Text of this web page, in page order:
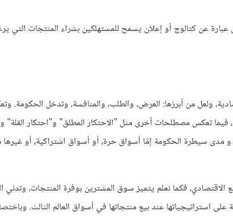
عن كتالوج أو إعلان يسمح للمستهلكين بشراء المنتجات التي
ولعل من أبرزها: العرض، والطلب، والمنافسة، وتدخل
تعكس مصطلحات أخرى مثل "الاحتكار المطلق" و"احتكار القلة"
سيطرة الحكومة إمّا أسواق حرة، أو أسواق اشتراكية، أو غيرها
فكما نعلم يتميز سوق المشترين بوفرة المنتجات، وتدني
استراتيجياتها عند بيع منتجاتها في أسواق العالم الثالث.